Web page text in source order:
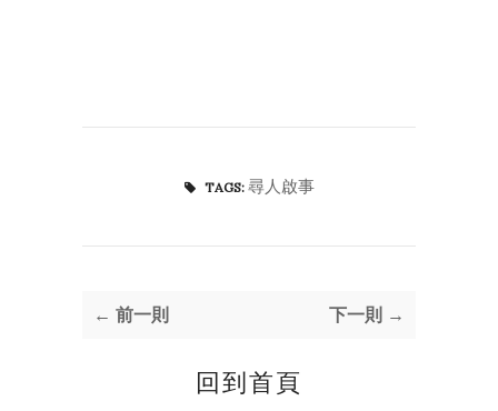
TAGS: 尋人啟事
← 前一則 下一則 →
回到首頁